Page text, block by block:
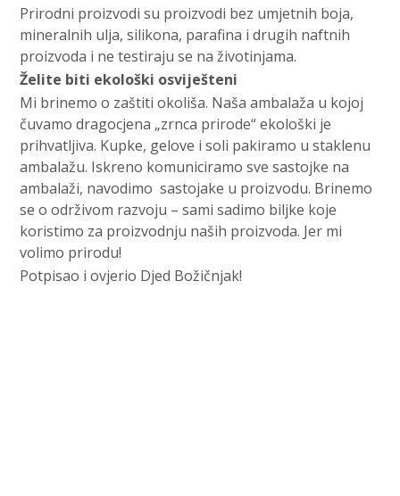
Prirodni proizvodi su proizvodi bez umjetnih boja,
mineralnih ulja, silikona, parafina i drugih naftnih
proizvoda i ne testiraju se na životinjama.
Želite biti ekološki osviješteni
Mi brinemo o zaštiti okoliša. Naša ambalaža u kojoj
čuvamo dragocjena „zrnca prirode“ ekološki je
prihvatljiva. Kupke, gelove i soli pakiramo u staklenu
ambalažu. Iskreno komuniciramo sve sastojke na
ambalaži, navodimo sastojake u proizvodu. Brinemo
se o održivom razvoju – sami sadimo biljke koje
koristimo za proizvodnju naših proizvoda. Jer mi
volimo prirodu!
Potpisao i ovjerio Djed Božičnjak!